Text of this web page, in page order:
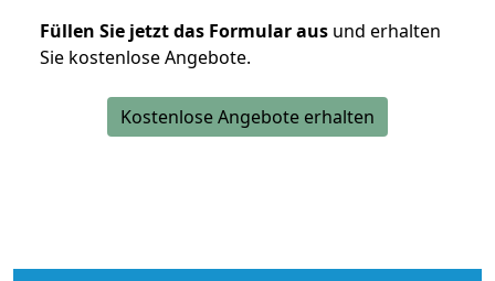
Füllen Sie jetzt das Formular aus und erhalten
Sie kostenlose Angebote.
Kostenlose Angebote erhalten